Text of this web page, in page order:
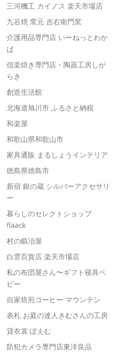
三河機工 カイノス 楽天市場店
九谷焼 窯元 吉右衛門窯
介護用品専門店 いーねっとわか
ば
信楽焼き専門店・陶器工房しが
らき
創造生活館
北海道旭川市 ふるさと納税
和楽屋
和歌山県和歌山市
家具通販 まるしょうインテリア
徳島県徳島市
新宿 銀の蔵 シルバーアクセサリ
ー
暮らしのセレクトショップ
flaack
村の鍛冶屋
白雲百貨店 楽天市場店
私の布団屋さん〜ギフト寝具ベ
ビー
自家焙煎コーヒー マウンテン
表札 お庭の達人きむさんの工房
貸衣裳 ぽえむ
防犯カメラ専門店東洋良品